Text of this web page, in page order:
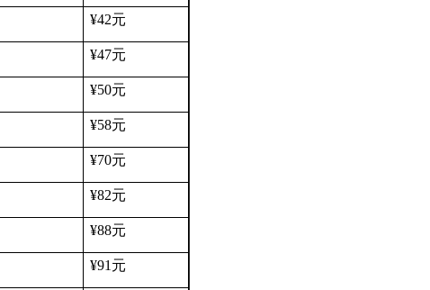
¥42元
¥47元
¥50元
¥58元
¥70元
¥82元
¥88元
¥91 元